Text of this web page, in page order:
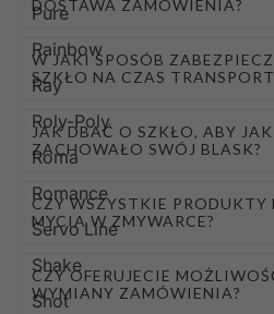
Pure
Rainbow
Ray
Roly-Poly
Roma
Romance
Servo Line
Shake
Shot
DOSTAWA ZAMÓWIENIA?
W JAKI SPOSÓB
SZKŁO NA CZAS
JAK DBAĆ O SZKŁO, ABY
ZACHOWAŁO SWÓJ BLASK?
CZY WSZYSTKIE PRODUKTY
MYCIA W ZMYWARCE?
CZY OFERUJECIE
WYMIANY ZAMÓWIENIA?